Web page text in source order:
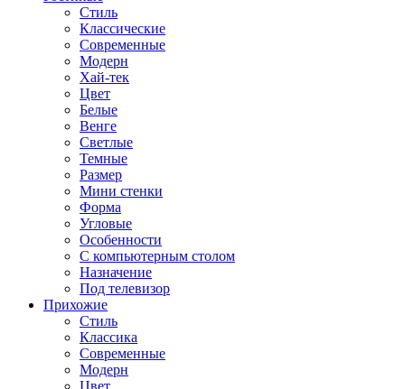
Стиль
Классические
Современные
Модерн
Хай-тек
Цвет
Белые
Венге
Светлые
Темные
Размер
Мини стенки
Форма
Угловые
Особенности
С компьютерным столом
Назначение
Под телевизор
Прихожие
Стиль
Классика
Современные
Модерн
Цвет